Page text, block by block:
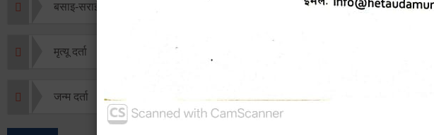
बसाइ-सराई जाने/आउने दर्ता
मृत्यू दर्ता
जन्म दर्ता